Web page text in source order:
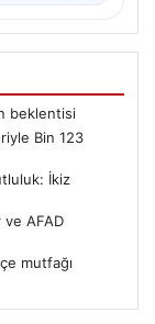
beklentisi
Bin 123
İkiz
AFAD
mutfağı